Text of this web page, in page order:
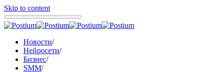
Skip to content
Новости/
Нейросети/
Бизнес/
SMM/